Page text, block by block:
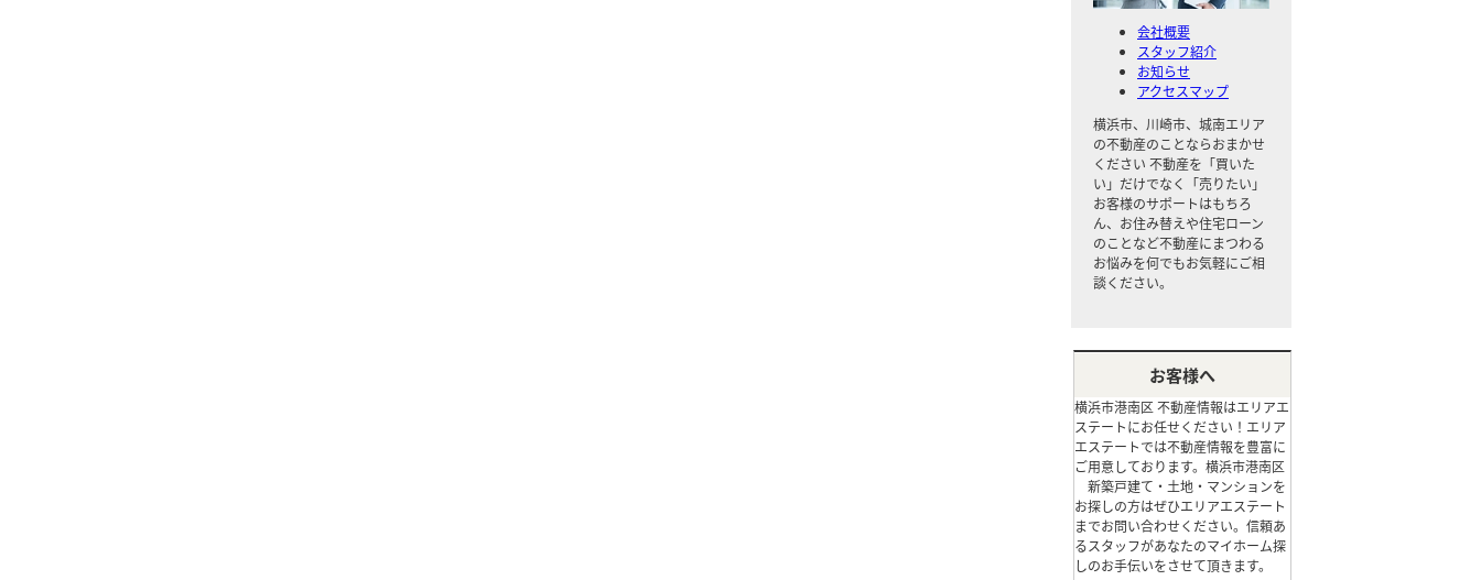
会社概要
スタッフ紹介
お知らせ
アクセスマップ
横浜市、川崎市、城南エリア
の不動産のことならおまかせ
ください 不動産を「買いた
い」だけでなく「売りたい」
お客様のサポートはもちろ
ん、お住み替えや住宅ローン
のことなど不動産にまつわる
お悩みを何でもお気軽にご相
談ください。
お客様へ
横浜市港南区 不動産情報はエリアエ
ステートにお任せください！エリア
エステートでは不動産情報を豊富に
ご用意しております。横浜市港南区
新築戸建て・土地・マンションを
お探しの方はぜひエリアエステート
までお問い合わせください。信頼あ
るスタッフがあなたのマイホーム探
しのお手伝いをさせて頂きます。